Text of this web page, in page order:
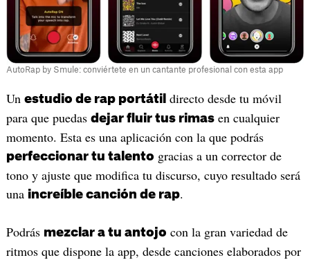
AutoRap by Smule: conviértete en un cantante profesional con esta app
‎Un estudio de rap portátil directo desde tu móvil
para que puedas dejar fluir tus rimasen cualquier
momento. Esta es una aplicación con la que podrás
perfeccionar tu talento gracias a un corrector de
tono y ajuste que modifica tu discurso, cuyo resultado será
una increíble canción de rap.
Podrás mezclar a tu antojo con la gran variedad de
ritmos que dispone la app, desde canciones elaborados por